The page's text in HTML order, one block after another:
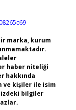
marka, kurum
haber niteliği
hakkında
ve kişiler ile isim
bilgiler